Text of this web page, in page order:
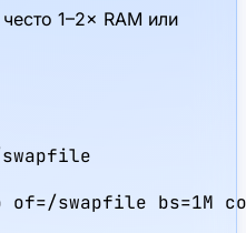
1–2× RAM или
swapfile bs=1M